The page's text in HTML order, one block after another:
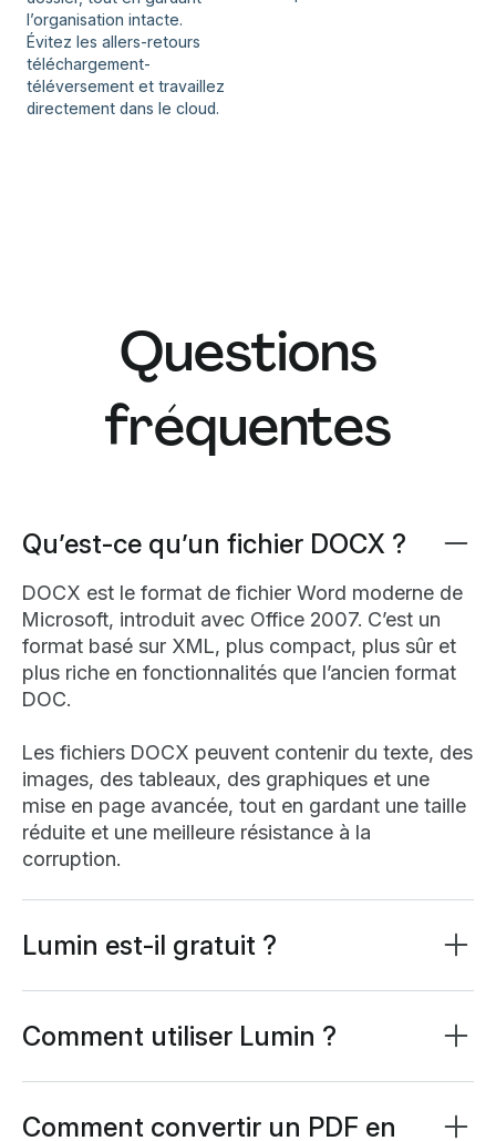
l’organisation intacte.
Évitez les allers-retours
téléchargement-
téléversement et travaillez
directement dans le cloud.
Questions
fréquentes
Qu’est-ce qu’un fichier DOCX ?
DOCX est le format de fichier Word moderne de
Microsoft, introduit avec Office 2007. C’est un
format basé sur XML, plus compact, plus sûr et
plus riche en fonctionnalités que l’ancien format
DOC.
Les fichiers DOCX peuvent contenir du texte, des
images, des tableaux, des graphiques et une
mise en page avancée, tout en gardant une taille
réduite et une meilleure résistance à la
corruption.
Lumin est-il gratuit ?
commentaires, du texte, des signatures et des
incluses.
Nos abonnements payants élargissent vos
Comment utiliser Lumin ?
version de bureauet garder Lumin sous la main
Comment convertir un PDF en